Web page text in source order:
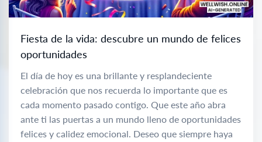
Fiesta de la vida: descubre un mundo de felices
oportunidades
El día de hoy es una brillante y resplandeciente
celebración que nos recuerda lo importante que es
cada momento pasado contigo. Que este año abra
ante ti las puertas a un mundo lleno de oportunidades
felices y calidez emocional. Deseo que siempre haya